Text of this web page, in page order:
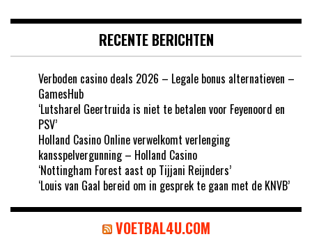
RECENTE BERICHTEN
Verboden casino deals 2026 – Legale bonus alternatieven –
GamesHub
‘Lutsharel Geertruida is niet te betalen voor Feyenoord en
PSV’
Holland Casino Online verwelkomt verlenging
kansspelvergunning – Holland Casino
‘Nottingham Forest aast op Tijjani Reijnders’
‘Louis van Gaal bereid om in gesprek te gaan met de KNVB’
VOETBAL4U.COM